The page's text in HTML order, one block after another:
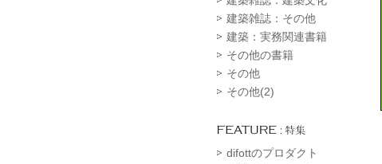
建築雑誌：その他
建築：実務関連書籍
その他の書籍
その他
その他(2)
difottのプロダクト